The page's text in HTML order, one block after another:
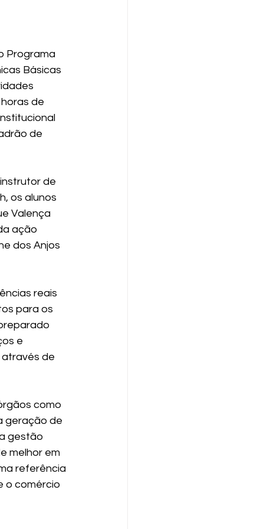
Programa
Básicas
de
de
de
os alunos
Valença
ação
dos Anjos
reais
para os
e
de
como
geração de
gestão
melhor em
referência
o comércio